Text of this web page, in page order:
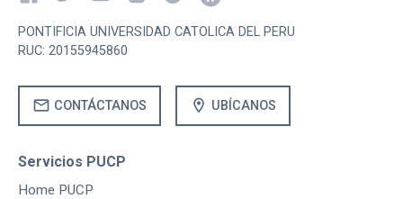
PONTIFICIA UNIVERSIDAD CATOLICA DEL PERU
RUC: 20155945860
mail CONTÁCTANOS location_on UBÍCANOS
Servicios PUCP
Home PUCP